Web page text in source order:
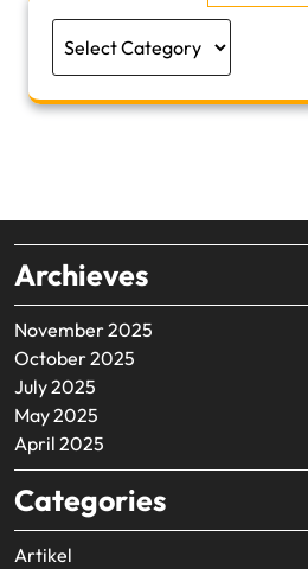
Archieves
November 2025
October 2025
July 2025
May 2025
April 2025
Categories
Artikel